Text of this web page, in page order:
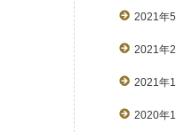
2021年5
2021年2
2021年1
2020年